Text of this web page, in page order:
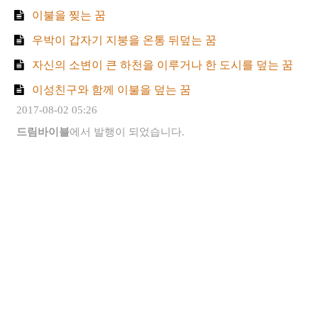
이불을 찢는 꿈
우박이 갑자기 지붕을 온통 뒤덮는 꿈
자신의 소변이 큰 하천을 이루거나 한 도시를 덮는 꿈
이성친구와 함께 이불을 덮는 꿈
2017-08-02 05:26
드림바이블에서 발행이 되었습니다.